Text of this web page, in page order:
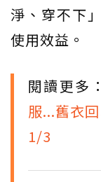
淨、穿不下
使用效益。
閱讀更多：
服...舊衣
1/3